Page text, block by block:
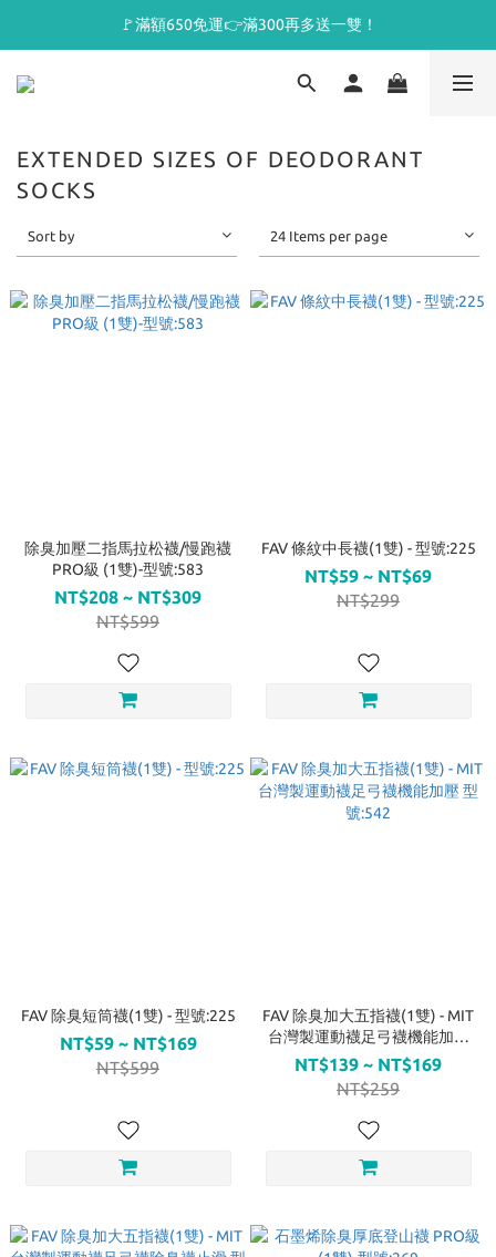
🚩滿額650免運👉滿300再多送一雙！
EXTENDED SIZES OF DEODORANT
SOCKS
Sort by 24 Items per page
除臭加壓二指馬拉松襪/慢跑襪
PRO級 (1雙)-型號:583
NT$208 ~ NT$309
NT$599
FAV 條紋中長襪(1雙) - 型號:225
NT$59 ~ NT$69
NT$299
FAV 除臭短筒襪(1雙) - 型號:225
NT$59 ~ NT$169
NT$599
FAV 除臭加大五指襪(1雙) - MIT
台灣製運動襪足弓襪機能加壓
型號:542
NT$139 ~ NT$169
NT$259